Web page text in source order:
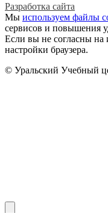
Разработка сайта
Мы используем файлы
сервисов и повышения
Если вы не согласны на
настройки браузера.
© Уральский Учебный